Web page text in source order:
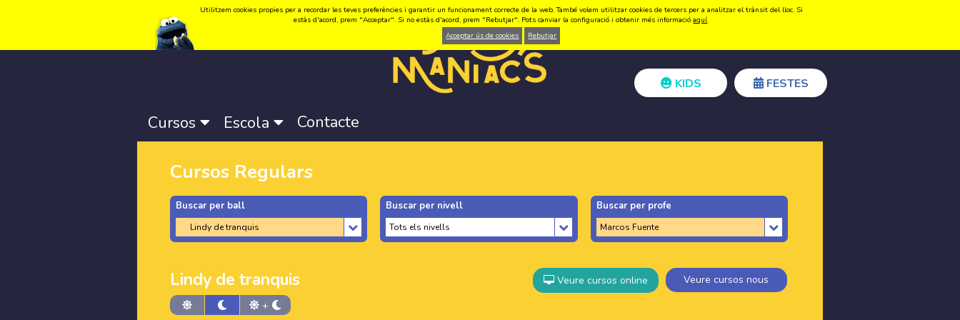
Idioma:Català -Castellano-English Registrar-se Accedir
KIDS FESTES
Cursos Escola Contacte
Cursos Regulars
Buscar per ball Buscar per nivell Buscar per profe
Lindy de tranquis Veure cursos online
Veure cursos nous
+
Utilitzem cookies propies per a recordar les teves preferències i garantir un funcionament correcte de la web. També volem utilitzar cookies de tercers per a analitzar el trànsit del lloc. Si
estàs d'acord, prem "Acceptar". Si no estàs d'acord, prem "Rebutjar". Pots canviar la configuració i obtenir més informacióaquí.
Acceptar ús de cookies
Rebutjar